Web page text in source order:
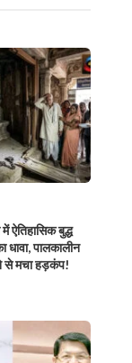
ऐतिहासिक बुद्ध
धावा, पालकालीन
से मचा हड़कंप!